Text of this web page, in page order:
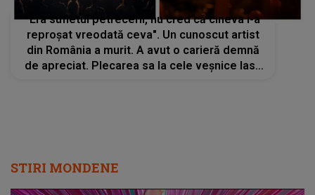
"Era sufletul petrecerii, nu cred că cineva i-a
reproșat vreodată ceva". Un cunoscut artist
din România a murit. A avut o carieră demnă
de apreciat. Plecarea sa la cele veșnice lasă
STIRI MONDENE